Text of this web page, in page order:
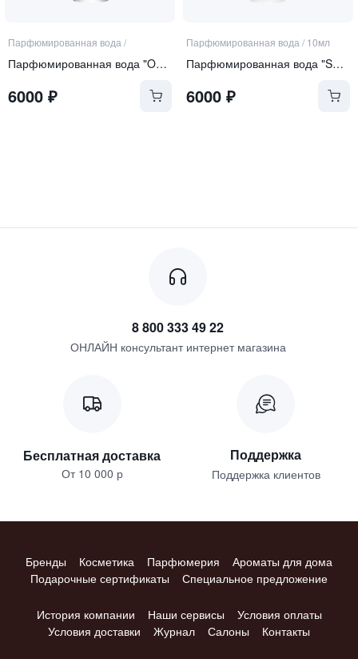
Парфюмированная вода /
Парфюмированная вода "Over the Moon"
6000 ₽
Парфюмированная вода / 10мл
Парфюмированная вода "Sophistication"
6000₽
8 800 333 49 22
ОНЛАЙН консультант интернет магазина
Бесплатная доставка
От 10 000 р
Поддержка
Поддержка клиентов
Бренды Косметика Парфюмерия
Ароматы для дома
Подарочные сертификаты
Специальное предложение
История компании Наши сервисы
Условия оплаты
Условия доставки
Журнал Салоны Контакты